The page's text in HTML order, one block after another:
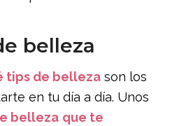
belleza
tips de bellezason los
en tu día a día. Unos
belleza que te